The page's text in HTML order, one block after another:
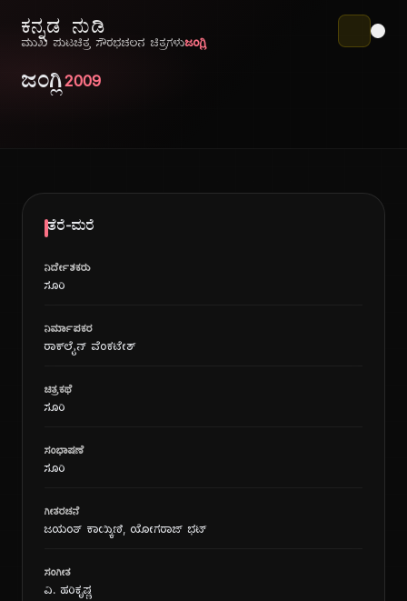
ಕನ್ನಡ ನುಡಿ
ಮುಖ ಪುಟಚಿತ್ರ ಸೌರಭಚಲನ ಚಿತ್ರಗಳುಜಂಗ್ಲಿ
ಜಂಗ್ಲಿ2009
ತೆರೆ-ಮರೆ
ನಿರ್ದೇಶಕರು
ಸೂರಿ
ನಿರ್ಮಾಪಕರ
ರಾಕ್‍ಲೈನ್ ವೆಂಕಟೇಶ್
ಚಿತ್ರಕಥೆ
ಸೂರಿ
ಸಂಭಾಷಣೆ
ಸೂರಿ
ಗೀತರಚನೆ
ಜಯಂತ್ ಕಾಯ್ಕಿಣಿ, ಯೋಗರಾಜ್ ಭಟ್
ಸಂಗೀತ
ವಿ. ಹರಿಕೃಷ್ಣ